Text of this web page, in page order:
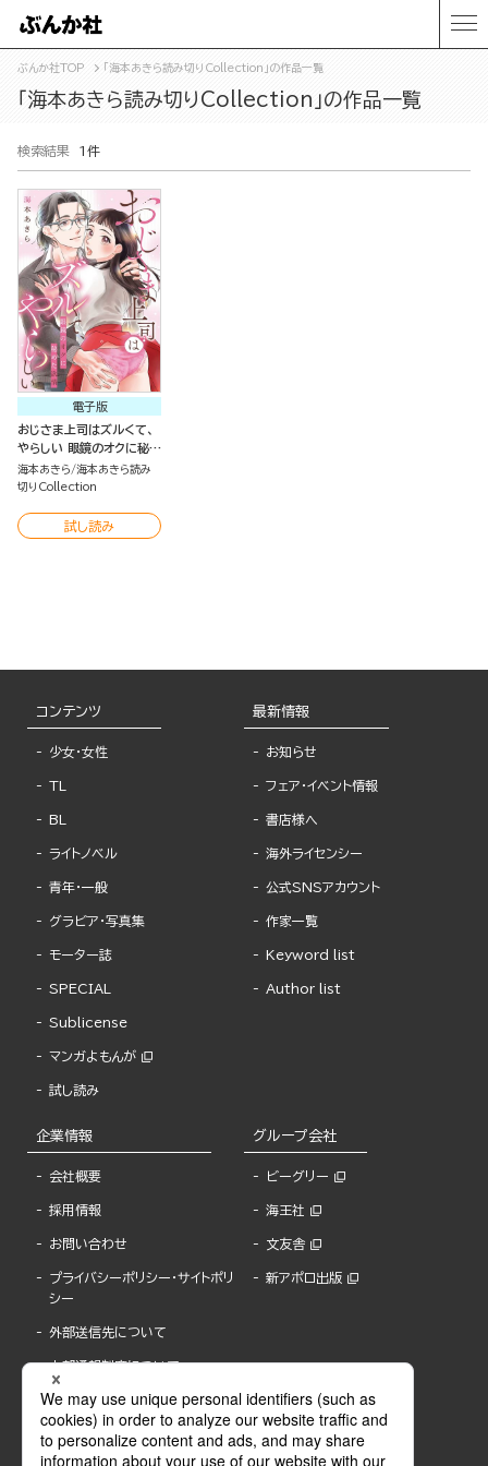
ぶんか社TOP 「海本あきら読み切りCollection」の作品一覧
「海本あきら読み切りCollection」の作品一覧
検索結果 1件
電子版
おじさま上司はズルくて、
やらしい 眼鏡のオクに秘め
た欲情（単話版）
海本あきら 海本あきら読み
切りCollection
試し読み
コンテンツ
少女・女性
TL
BL
ライトノベル
青年・一般
グラビア・写真集
モーター誌
SPECIAL
Sublicense
マンガよもんが
試し読み
最新情報
お知らせ
フェア・イベント情報
書店様へ
海外ライセンシー
公式SNSアカウント
作家一覧
Keyword list
Author list
企業情報
会社概要
採用情報
お問い合わせ
プライバシーポリシー・サイトポリ
シー
外部送信先について
内部通報制度について
グループ会社
ビーグリー
海王社
文友舎
新アポロ出版